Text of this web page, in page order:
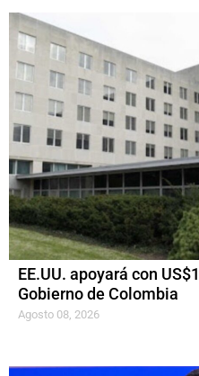
EE.UU. apoyará con
Gobierno de Colombia
Agosto 08, 2026